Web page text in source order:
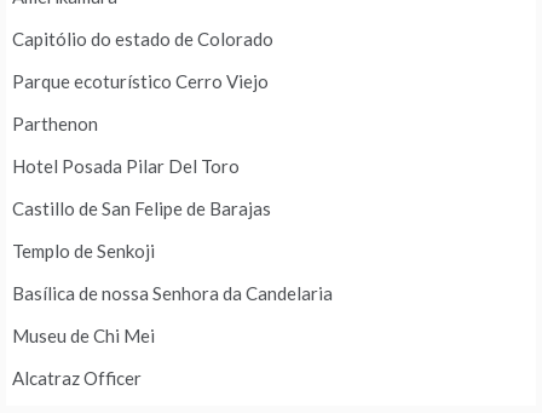
Capitólio do estado de Colorado
Parque ecoturístico Cerro Viejo
Parthenon
Hotel Posada Pilar Del Toro
Castillo de San Felipe de Barajas
Templo de Senkoji
Basílica de nossa Senhora da Candelaria
Museu de Chi Mei
Alcatraz Officer